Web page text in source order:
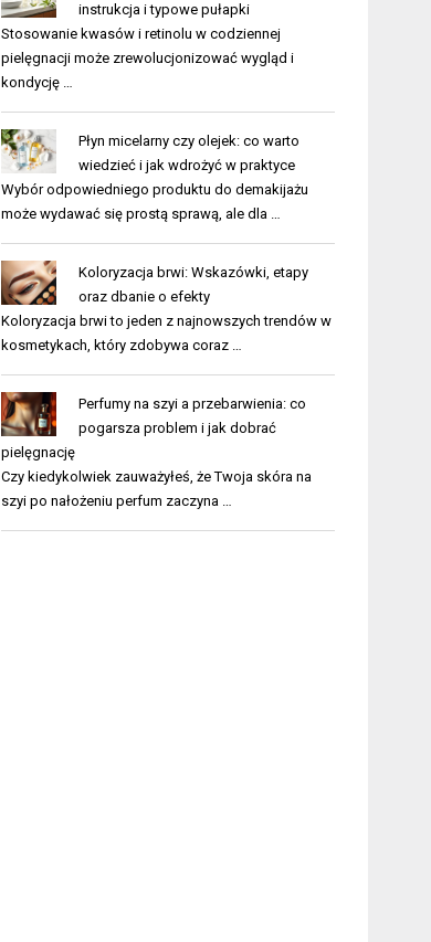
instrukcja i typowe pułapki
Stosowanie kwasów i retinolu w codziennej
pielęgnacji może zrewolucjonizować wygląd i
kondycję …
Płyn micelarny czy olejek: co warto
wiedzieć i jak wdrożyć w praktyce
Wybór odpowiedniego produktu do demakijażu
może wydawać się prostą sprawą, ale dla …
Koloryzacja brwi: Wskazówki, etapy
oraz dbanie o efekty
Koloryzacja brwi to jeden z najnowszych trendów w
kosmetykach, który zdobywa coraz …
Perfumy na szyi a przebarwienia: co
pogarsza problem i jak dobrać
pielęgnację
Czy kiedykolwiek zauważyłeś, że Twoja skóra na
szyi po nałożeniu perfum zaczyna …